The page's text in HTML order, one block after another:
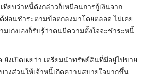
ทียบว่าหนี้ดังกล่าวก็เหมือนการกู้เงินจาก
ผ่อนชำระตามข้อตกลงมาโดยตลอด ไม่เคย
เก่งเองก็รับรู้ว่าตนมีความตั้งใจจะชำระหนี้
งเปิดเผยว่า เตรียมนำทรัพย์สินที่มีอยู่ไปขาย
างส่วนให้เจ้าหนี้เกิดความสบายใจมากขึ้น